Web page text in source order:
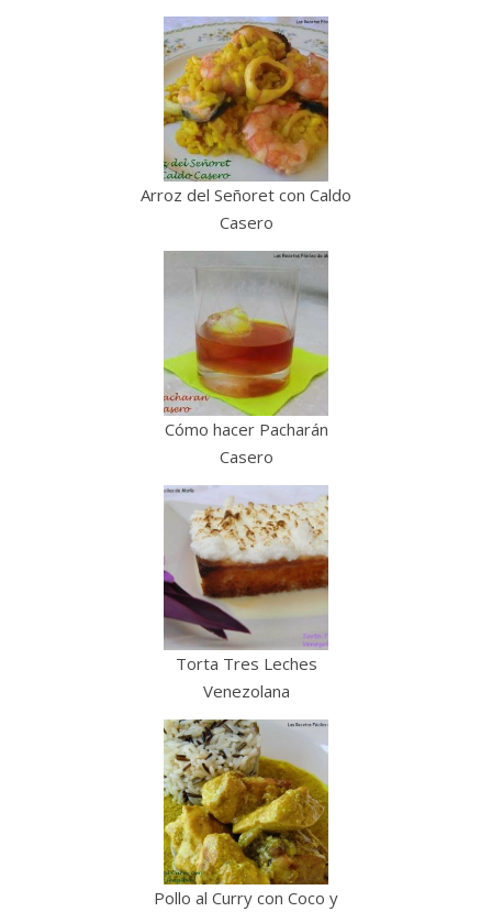
Arroz del Señoret con Caldo
Casero
Cómo hacer Pacharán
Casero
Torta Tres Leches
Venezolana
Pollo al Curry con Coco y